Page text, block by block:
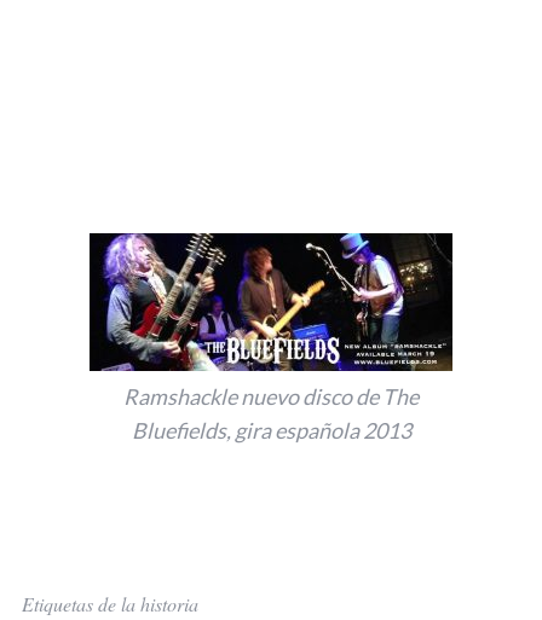
Ramshackle nuevo disco de The
Bluefields, gira española 2013
Etiquetas de la historia